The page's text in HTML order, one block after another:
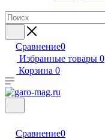
Сравнение0
Избранные товары 0
Корзина 0
Сравнение0